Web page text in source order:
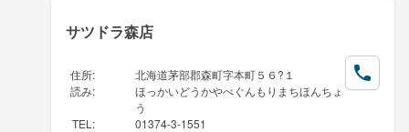
サツドラ森店
住所:
北海道茅部郡森町字本町５６?１
読み:
ほっかいどうかやべぐんもりまちほんちょ
う
TEL : 01374-3-1551